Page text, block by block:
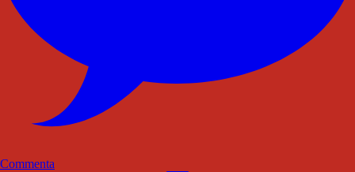
Commenta